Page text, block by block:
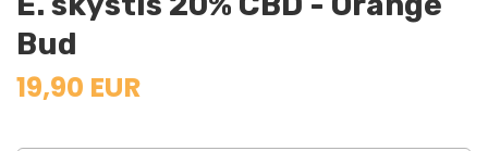
Bud
19,90 EUR